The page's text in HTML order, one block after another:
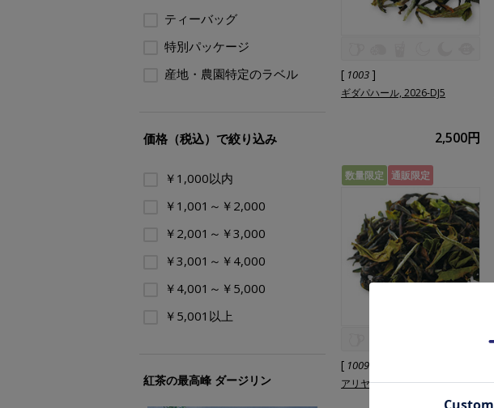
[ 1003 ]
ギダパハール, 2026-DJ5
2,500円
数量限定 通販限定
[ 1009
アリヤ, 2026-DJ2
ティーバッグ
特別パッケージ
産地・農園特定のラベル
価格（税込）で絞り込み
￥1,000以内
￥1,001～￥2,000
￥2,001～￥3,000
￥3,001～￥4,000
￥4,001～￥5,000
￥5,001以上
紅茶の最高峰 ダージリン